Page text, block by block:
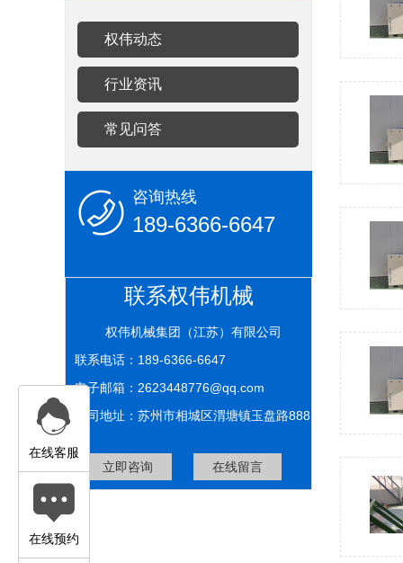
权伟动态
行业资讯
常见问答
咨询热线
189-6366-6647
联系权伟机械
权伟机械集团（江苏）有限公司
联系电话：189-6366-6647
电子邮箱：2623448776@qq.com
公司地址：苏州市相城区渭塘镇玉盘路888
立即咨询 在线留言
在线客服
在线预约